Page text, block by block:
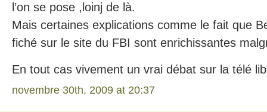
l’on se pose ,loinj de là.
Mais certaines explications comme le fait que
fiché sur le site du FBI sont enrichissantes
En tout cas vivement un vrai débat sur la télé
novembre 30th, 2009 at 20:37